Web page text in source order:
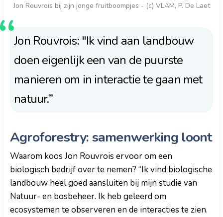
Jon Rouvrois bij zijn jonge fruitboompjes - (c) VLAM, P. De Laet
Jon Rouvrois: "Ik vind aan landbouw
doen eigenlijk een van de puurste
manieren om in interactie te gaan met
natuur.”
Agroforestry: samenwerking loont
Waarom koos Jon Rouvrois ervoor om een
biologisch bedrijf over te nemen? “Ik vind biologische
landbouw heel goed aansluiten bij mijn studie van
Natuur- en bosbeheer. Ik heb geleerd om
ecosystemen te observeren en de interacties te zien.